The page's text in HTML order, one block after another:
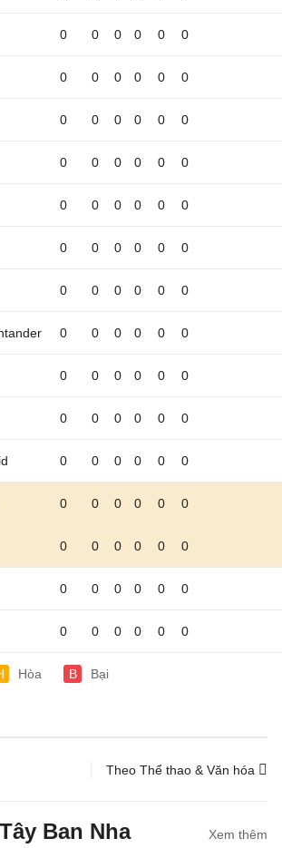
0 0 0 0 0 0
0 0 0 0 0 0
0 0 0 0 0 0
0 0 0 0 0 0
0 0 0 0 0 0
0 0 0 0 0 0
0 0 0 0 0 0
0 0 0 0 0 0
0 0 0 0 0 0
0 0 0 0 0 0
0 0 0 0 0 0
0 0 0 0 0 0
0 0 0 0 0 0
0 0 0 0 0 0
0 0 0 0 0 0
Hòa B Bại
Theo Thể thao & Văn hóa
Ban Nha Xem thêm